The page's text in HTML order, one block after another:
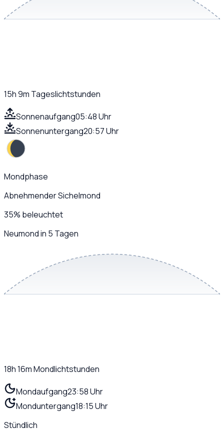
15h 9m Tageslichtstunden
Sonnenaufgang05:48 Uhr
Sonnenuntergang20:57 Uhr
Mondphase
Abnehmender Sichelmond
35% beleuchtet
Neumond in 5 Tagen
18h 16mMondlichtstunden
Mondaufgang23:58 Uhr
Monduntergang18:15 Uhr
Stündlich